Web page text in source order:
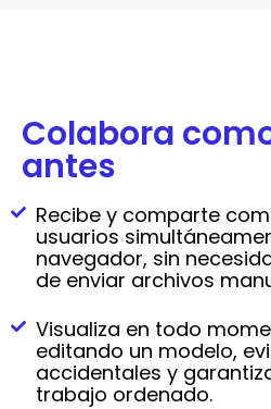
Colabora
antes
Recibe y comparte
usuarios
navegador, sin
de enviar archivos
Visualiza en todo
editando un modelo,
accidentales y
trabajo ordenado.